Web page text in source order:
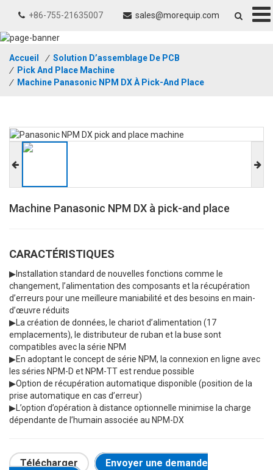
+86-755-21635007 sales@morequip.com
Accueil / Solution D’assemblage De PCB
/
Pick And Place Machine
/
Machine Panasonic NPM DX À Pick-And Place
Machine Panasonic NPM DX à pick-and place
CARACTÉRISTIQUES
▶Installation standard de nouvelles fonctions comme le
changement, l’alimentation des composants et la récupération
d’erreurs pour une meilleure maniabilité et des besoins en main-
d’œuvre réduits
▶ La création de données, le chariot d’alimentation (17
emplacements), le distributeur de ruban et la buse sont
compatibles avec la série NPM
▶En adoptant le concept de série NPM, la connexion en ligne avec
les séries NPM-D et NPM-TT est rendue possible
▶Option de récupération automatique disponible (position de la
prise automatique en cas d’erreur)
▶ L’option d’opération à distance optionnelle minimise la charge
dépendante de l’humain associée au NPM-DX
Télécharger
Envoyer une demande